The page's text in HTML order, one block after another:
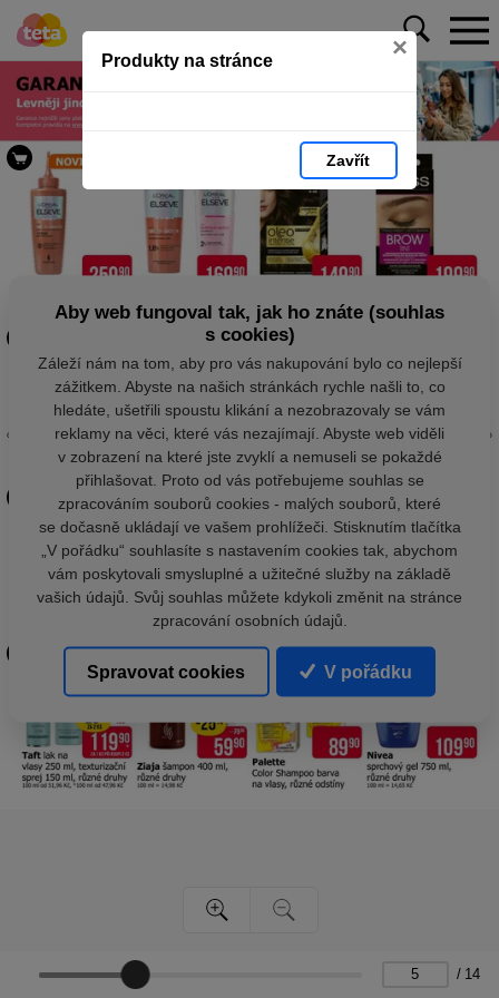
Produkty na stránce ×
Zavřít
/ 14
Aby web fungoval tak, jak ho znáte (souhlas
s cookies)
Záleží nám na tom, aby pro vás nakupování bylo co nejlepší
zážitkem. Abyste na našich stránkách rychle našli to, co
hledáte, ušetřili spoustu klikání a nezobrazovaly se vám
reklamy na věci, které vás nezajímají. Abyste web viděli
v zobrazení na které jste zvyklí a nemuseli se pokaždé
přihlašovat. Proto od vás potřebujeme souhlas se
zpracováním souborů cookies - malých souborů, které
se dočasně ukládají ve vašem prohlížeči. Stisknutím tlačítka
„V pořádku“ souhlasíte s nastavením cookies tak, abychom
vám poskytovali smysluplné a užitečné služby na základě
vašich údajů. Svůj souhlas můžete kdykoli změnit na stránce
zpracování osobních údajů.
Spravovat cookies V pořádku